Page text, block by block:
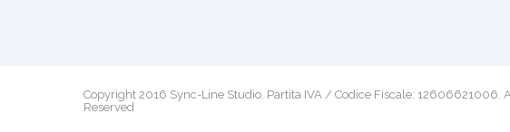
Copyright 2016 Sync-Line Studio. Partita IVA / Codice Fiscale: 12606621006.
Reserved